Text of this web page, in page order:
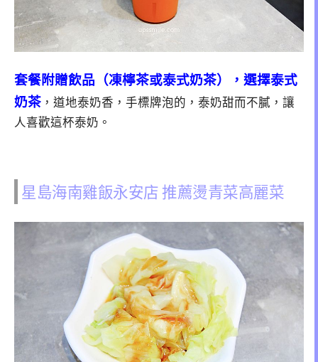
套餐附贈飲品（凍檸茶或泰式奶茶），選擇泰式
奶茶 ，道地泰奶香，手標牌泡的，泰奶甜而不膩，讓
人喜歡這杯泰奶。
星島海南雞飯永安店 推薦燙青菜高麗菜